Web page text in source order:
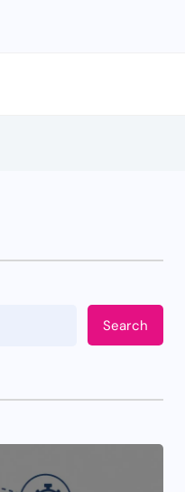
Search